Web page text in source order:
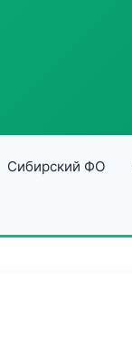
Сибирский ФО